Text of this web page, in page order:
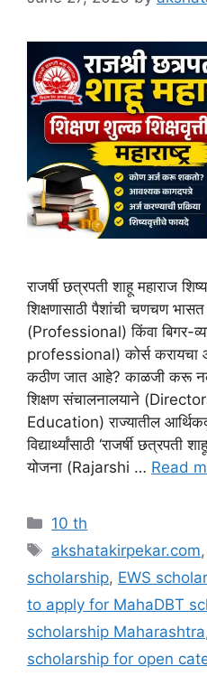
राजर्षी छत्रपती शाहू महाराज
शिक्षणासाठी पैशांची चणचण
(Professional) किंवा बिगर-
professional) कोर्स
कठीण जात आहे? काळजी करू
शिक्षण संचालनालयाने
Education) राज्यातील
विद्यार्थ्यांसाठी ‘राजर्षी छत्रपती
योजना (Rajarshi … Read
Categories
10 th
Tags
akshatakirpekar.com,
scholarship, EWS
to apply for MahaDBT
scholarship Maharashtra
scholarship for open